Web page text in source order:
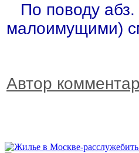
По поводу абз.
малоимущими)
Автор